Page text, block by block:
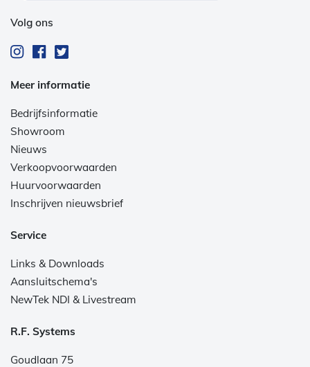
Volg ons
Meer informatie
Bedrijfsinformatie
Showroom
Nieuws
Verkoopvoorwaarden
Huurvoorwaarden
Inschrijven nieuwsbrief
Service
Links & Downloads
Aansluitschema's
NewTek NDI & Livestream
R.F. Systems
Goudlaan 75